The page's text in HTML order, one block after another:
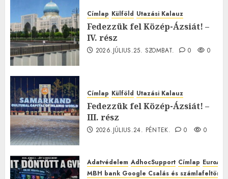
Címlap Külföld Utazási Kalauz
Fedezzük fel Közép-Ázsiát! –
IV. rész
2026.JÚLIUS.25. SZOMBAT. 0 0
Címlap Külföld Utazási Kalauz
Fedezzük fel Közép-Ázsiát! –
III. rész
2026.JÚLIUS.24. PÉNTEK. 0 0
Adatvédelem AdhocSupport Címlap
MBH bank Google Csalás és